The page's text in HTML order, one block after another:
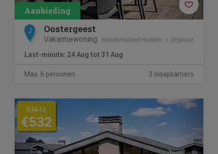
J Oostergeest
Vakantiewoning Noord-Holland midden Uitgeest
Last-minute: 24 Aug tot 31 Aug
Max. 6 personen 3 slaapkamers
Previous Next
€1612
€532